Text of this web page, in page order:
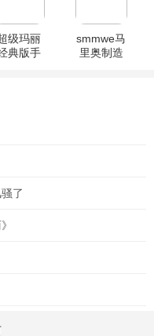
级玛丽
典版手
smmwe马
里奥制造
了